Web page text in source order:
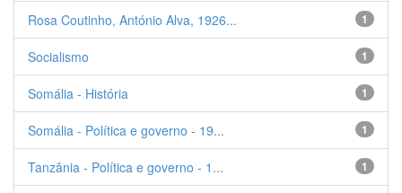
1
Rosa Coutinho, António Alva, 1926...
1
Socialismo
1
Somália - História
1
Somália - Política e governo - 19...
1
Tanzânia - Política e governo - 1...